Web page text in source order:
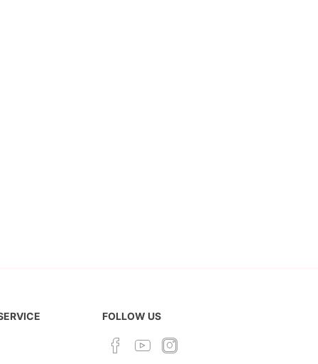
FOLLOW US